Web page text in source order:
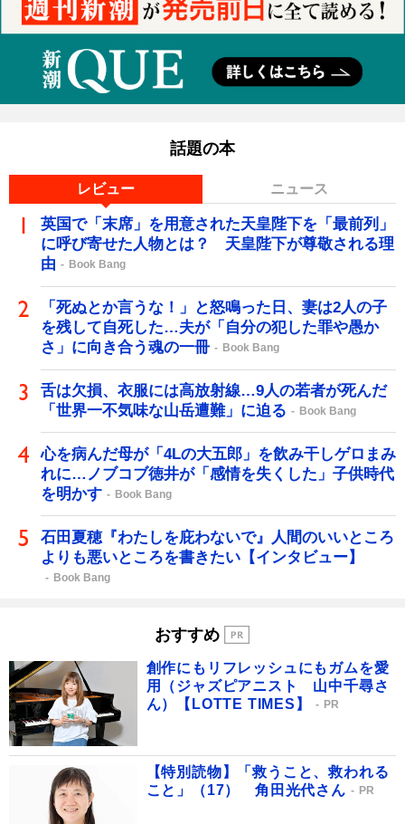
話題の本
レビュー ニュース
英国で「末席」を用意された天皇陛下を「最前列」
に呼び寄せた人物とは？ 天皇陛下が尊敬される理
由
Book Bang
「死ぬとか言うな！」と怒鳴った日、妻は2人の子
を残して自死した…夫が「自分の犯した罪や愚か
さ」に向き合う魂の一冊
Book Bang
舌は欠損、衣服には高放射線…9人の若者が死んだ
「世界一不気味な山岳遭難」に迫る
Book Bang
心を病んだ母が「4Lの大五郎」を飲み干しゲロまみ
れに…ノブコブ徳井が「感情を失くした」子供時代
を明かす
Book Bang
石田夏穂『わたしを庇わないで』人間のいいところ
よりも悪いところを書きたい【インタビュー】
Book Bang
おすすめ
創作にもリフレッシュにもガムを愛
用（ジャズピアニスト 山中千尋さ
ん）【LOTTE TIMES】
PR
【特別読物】「救うこと、救われる
こと」（17） 角田光代さん
PR